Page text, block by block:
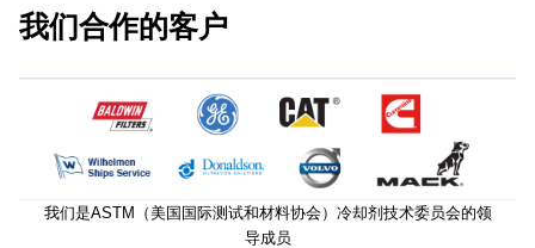
我们合作的客户
我们是ASTM（美国国际测试和材料协会）冷却剂技术委员会的领
导成员